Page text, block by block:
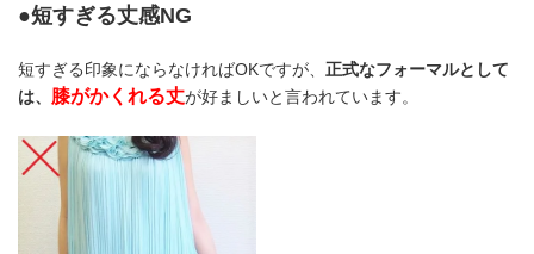
●短すぎる丈感NG
短すぎる印象にならなければOKですが、 正式なフォーマルとして
は、 膝がかくれる丈が好ましいと言われています。